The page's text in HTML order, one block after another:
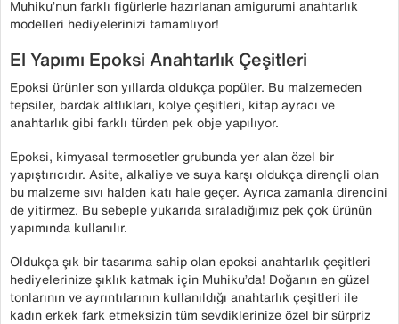
Muhiku’nun farklı figürlerle hazırlanan amigurumi anahtarlık
modelleri hediyelerinizi tamamlıyor!
El Yapımı Epoksi Anahtarlık Çeşitleri
Epoksi ürünler son yıllarda oldukça popüler. Bu malzemeden
tepsiler, bardak altlıkları, kolye çeşitleri, kitap ayracı ve
anahtarlık gibi farklı türden pek obje yapılıyor.
Epoksi, kimyasal termosetler grubunda yer alan özel bir
yapıştırıcıdır. Asite, alkaliye ve suya karşı oldukça dirençli olan
bu malzeme sıvı halden katı hale geçer. Ayrıca zamanla direncini
de yitirmez. Bu sebeple yukarıda sıraladığımız pek çok ürünün
yapımında kullanılır.
Oldukça şık bir tasarıma sahip olan epoksi anahtarlık çeşitleri
hediyelerinize şıklık katmak için Muhiku’da! Doğanın en güzel
tonlarının ve ayrıntılarının kullanıldığı anahtarlık çeşitleri ile
kadın erkek fark etmeksizin tüm sevdiklerinize özel bir sürpriz